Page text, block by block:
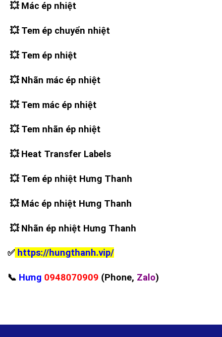
💥Mác ép nhiệt
💥Tem ép chuyển nhiệt
💥Tem ép nhiệt
💥Nhãn mác ép nhiệt
💥Tem mác ép nhiệt
💥Tem nhãn ép nhiệt
💥Heat Transfer Labels
💥Tem ép nhiệt Hưng Thanh
💥Mác ép nhiệt Hưng Thanh
💥Nhãn ép nhiệt Hưng Thanh
✅ https://hungthanh.vip/
📞 Hưng 0948070909 (Phone, Zalo)